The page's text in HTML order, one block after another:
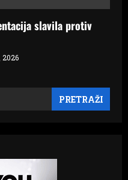
slavila protiv
2026